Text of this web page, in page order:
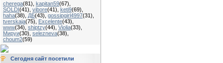
cherega(81) kapitan59(67)
SOLDI(41) vibore(41) keti9(69)
haha(38) ДБ(43) gossipgirl4997(31)
tverskaja(75) Excelente(43)
www(34) shiptzy(44) Violia(33)
Мируи(30) selezneva(38)
choum2(59)
Сегодня сайт посетили